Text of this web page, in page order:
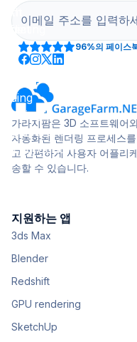
96%의 페이스
가라지팜은 3D 소프트웨어
자동화된 렌더링 프로세스
고 간편하게 사용자 어플리
송할 수 있습니다.
지원하는 앱
3ds Max
Blender
Redshift
GPU rendering
SketchUp